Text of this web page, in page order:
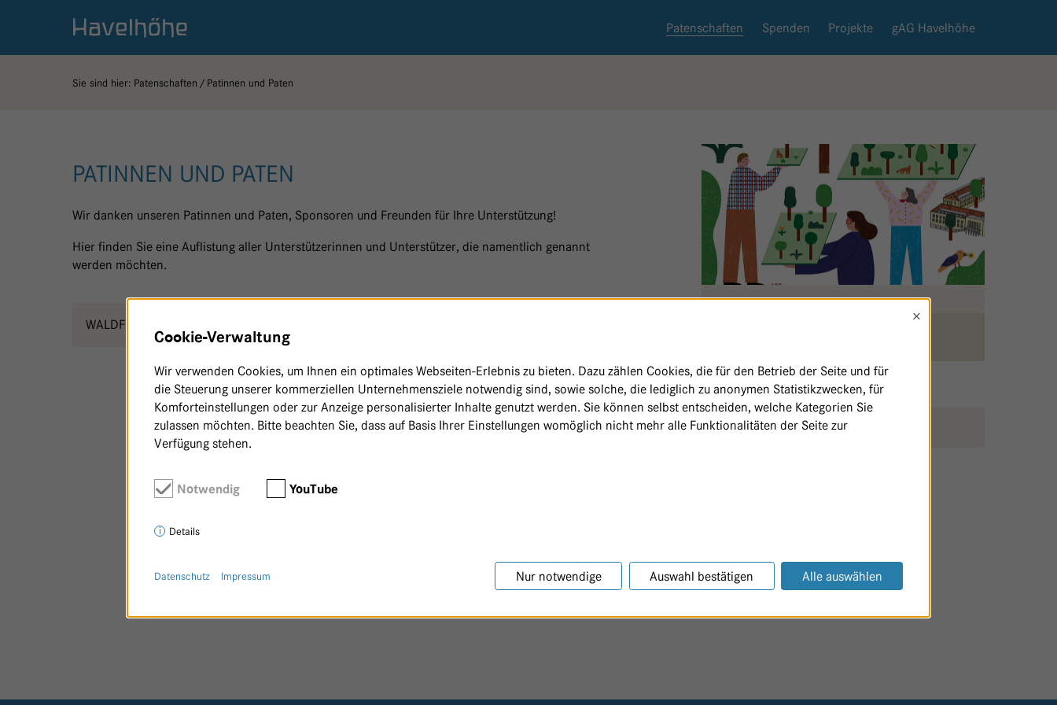
Logo Gemeinschaftskrankenhaus Havelhöhe Patenschaften Spenden Projekte gAG Havelhöhe
Sie sind hier: Patenschaften Patinnen und Paten
PATINNEN UND PATEN
Wir danken unseren Patinnen und Paten, Sponsoren und Freunden für Ihre Unterstützung!
Hier finden Sie eine Auflistung aller Unterstützerinnen und Unterstützer, die namentlich genannt
werden möchten.
WALDFRIEDEN
SEITE AUSDRUCKEN / TEILEN
Cookie-Verwaltung
×
Wir verwenden Cookies, um Ihnen ein optimales Webseiten-Erlebnis zu bieten. Dazu zählen Cookies, die für den Betrieb der Seite und für
die Steuerung unserer kommerziellen Unternehmensziele notwendig sind, sowie solche, die lediglich zu anonymen Statistikzwecken, für
Komforteinstellungen oder zur Anzeige personalisierter Inhalte genutzt werden. Sie können selbst entscheiden, welche Kategorien Sie
zulassen möchten. Bitte beachten Sie, dass auf Basis Ihrer Einstellungen womöglich nicht mehr alle Funktionalitäten der Seite zur
Verfügung stehen.
Notwendig YouTube
Details
Nur notwendige Auswahl bestätigen Alle auswählen
Datenschutz Impressum